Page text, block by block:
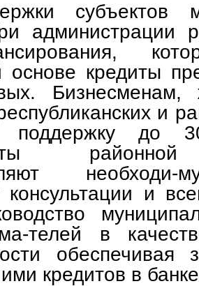
субъектов
администрации
основе кредиты
и
поддержку до
районной
консультации и
телей в
обеспечивая
кредитов в